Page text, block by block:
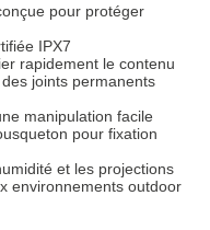
pour protéger
IPX7
rapidement le contenu
joints permanents
manipulation facile
pour fixation
et les projections
environnements outdoor